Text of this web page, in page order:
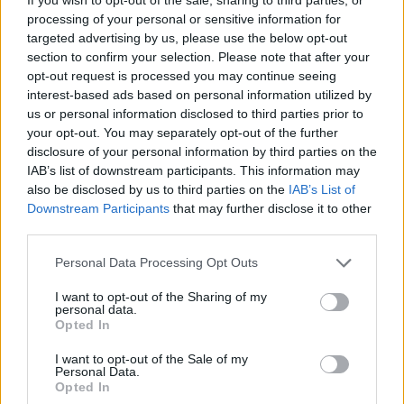
processing of your personal or sensitive information for
targeted advertising by us, please use the below opt-out
section to confirm your selection. Please note that after your
opt-out request is processed you may continue seeing
interest-based ads based on personal information utilized by
us or personal information disclosed to third parties prior to
your opt-out. You may separately opt-out of the further
disclosure of your personal information by third parties on the
IAB’s list of downstream participants. This information may
also be disclosed by us to third parties on the IAB’s List of
Downstream Participants that may further disclose it to other
Please note that this website/app uses one or more Google
not limited to your visit or usage behaviour. You may click to
grant or deny consent to Google and its third-party tags to
use your data for below specified purposes in below Google
consent section.
Personal Data Processing Opt Outs
I want to opt-out of the Sharing of my
personal data.
Opted In
I want to opt-out of the Sale of my
Personal Data.
Opted In
Windows 11 Home - 1 PC- 13,15€
Windows 11 Home - 2 Keys- 25,55€ (12,78€/kulcs)
Windows 10 Professional - 1 PC
- 8,25€
Windows 10 Professional - 2 Keys- 14,35€
(7,18€/kulcs)
Windows 10 Home - 1 PC- 8,15€
Windows 10 Enterprise LTSC 2021 Key - 1 PC-
12,25€
Windows 11 Enterprise LTSC 2024 Key - 1 PC-
12,80€
Windows 11 Enterprise LTSC IoT 2024 Key - 1 PC
12,88€
Windows Server 2025 Datacenter Key - 1 PC